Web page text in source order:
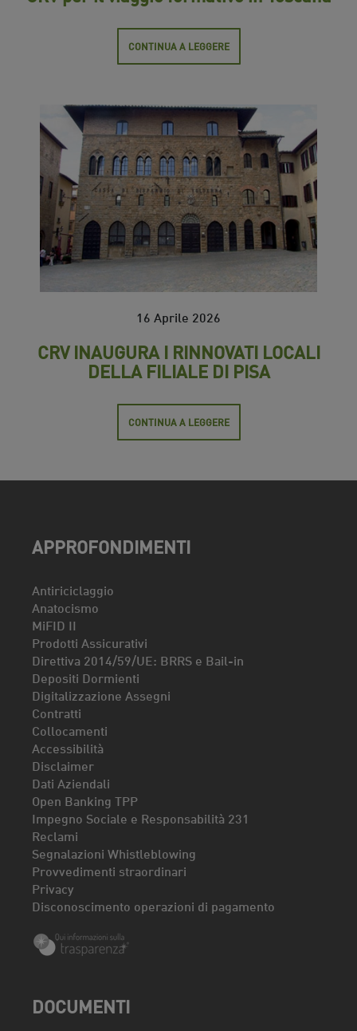
CONTINUA A LEGGERE
16 Aprile 2026
CRV INAUGURA I RINNOVATI LOCALI
DELLA FILIALE DI PISA
CONTINUA A LEGGERE
APPROFONDIMENTI
Antiriciclaggio
Anatocismo
MiFID II
Prodotti Assicurativi
Direttiva 2014/59/UE: BRRS e Bail-in
Depositi Dormienti
Digitalizzazione Assegni
Contratti
Collocamenti
Accessibilità
Disclaimer
Dati Aziendali
Open Banking TPP
Impegno Sociale e Responsabilità 231
Reclami
Segnalazioni Whistleblowing
Provvedimenti straordinari
Privacy
Disconoscimento operazioni di pagamento
DOCUMENTI